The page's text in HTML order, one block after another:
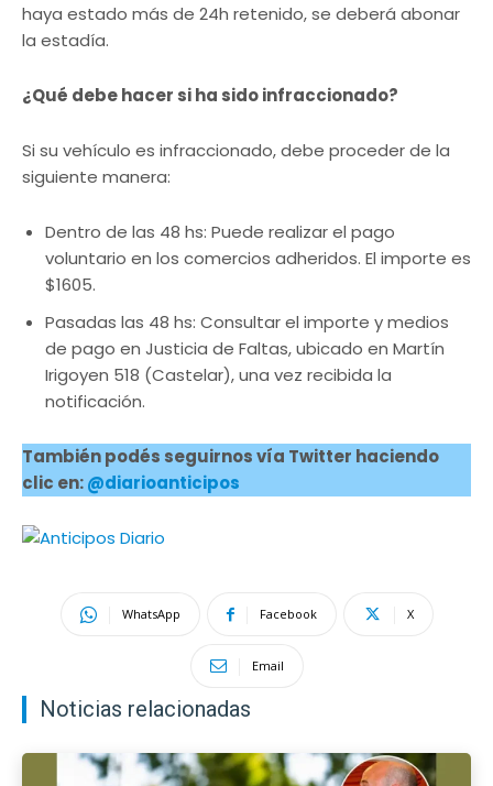
haya estado más de 24h retenido, se deberá abonar
la estadía.
¿Qué debe hacer si ha sido infraccionado?
Si su vehículo es infraccionado, debe proceder de la
siguiente manera:
Dentro de las 48 hs: Puede realizar el pago
voluntario en los comercios adheridos. El importe es
$1605.
Pasadas las 48 hs: Consultar el importe y medios
de pago en Justicia de Faltas, ubicado en Martín
Irigoyen 518 (Castelar), una vez recibida la
notificación.
También podés seguirnos vía Twitter haciendo
clic en:@diarioanticipos
WhatsApp Facebook X
Email
Noticias relacionadas